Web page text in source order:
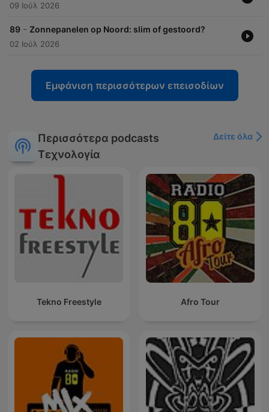
09 Ιούλ 2026
89 - Zonnepanelen op Noord: slim of gestoord?
02 Ιούλ 2026
Εμφάνιση περισσότερων επεισοδίων
Περισσότερα podcasts
Τεχνολογία
Δείτε όλα
Tekno Freestyle Afro Tour